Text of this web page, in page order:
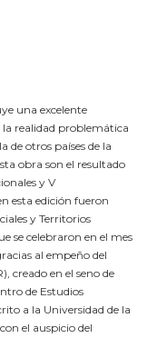
una excelente
la realidad problemática
otros países de la
obra son el resultado
y V
esta edición fueron
y Territorios
se celebraron en el mes
al empeño del
creado en el seno de
de Estudios
a la Universidad de la
el auspicio del